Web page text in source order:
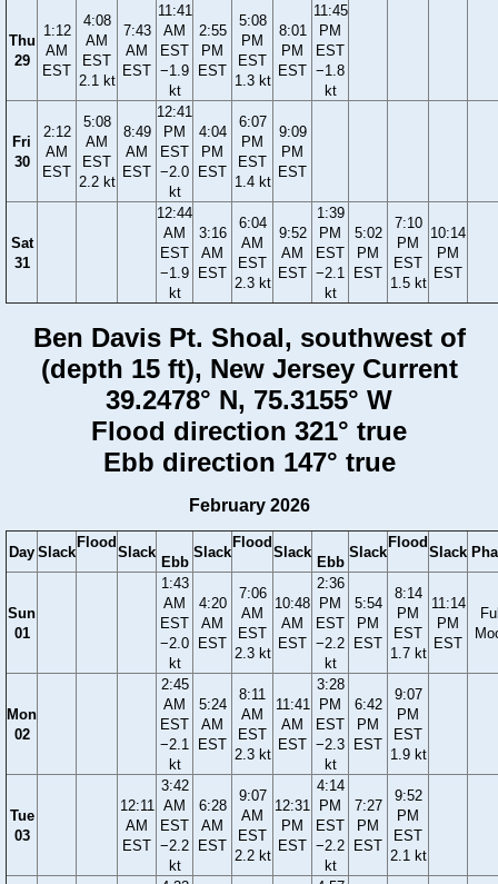
Thu
29
1:12
AM
EST
4:08
AM
EST
2.1 kt
7:43
AM
EST
11:41
AM
EST
−1.9
kt
2:55
PM
EST
5:08
PM
EST
1.3 kt
8:01
PM
EST
11:45
PM
EST
−1.8
kt
Fri
30
2:12
AM
EST
5:08
AM
EST
2.2 kt
8:49
AM
EST
12:41
PM
EST
−2.0
kt
4:04
PM
EST
6:07
PM
EST
1.4 kt
9:09
PM
EST
Sat
31
12:44
AM
EST
−1.9
kt
3:16
AM
EST
6:04
AM
EST
2.3 kt
9:52
AM
EST
1:39
PM
EST
−2.1
kt
5:02
PM
EST
7:10
PM
EST
1.5 kt
10:14
PM
EST
Ben Davis Pt. Shoal, southwest of
(depth 15 ft), New Jersey Current
39.2478° N, 75.3155° W
Flood direction 321° true
Ebb direction 147° true
February 2026
Day Slack
Flood
Slack
Ebb
Slack
Flood
Slack
Ebb
Slack
Flood
Slack
Sun
01
1:43
AM
EST
−2.0
kt
4:20
AM
EST
7:06
AM
EST
2.3 kt
10:48
AM
EST
2:36
PM
EST
−2.2
kt
5:54
PM
EST
8:14
PM
EST
1.7 kt
11:14
PM
EST
Mon
02
2:45
AM
EST
−2.1
kt
5:24
AM
EST
8:11
AM
EST
2.3 kt
11:41
AM
EST
3:28
PM
EST
−2.3
kt
6:42
PM
EST
9:07
PM
EST
1.9 kt
Tue
03
12:11
AM
EST
3:42
AM
EST
−2.2
kt
6:28
AM
EST
9:07
AM
EST
2.2 kt
12:31
PM
EST
4:14
PM
EST
−2.2
kt
7:27
PM
EST
9:52
PM
EST
2.1 kt